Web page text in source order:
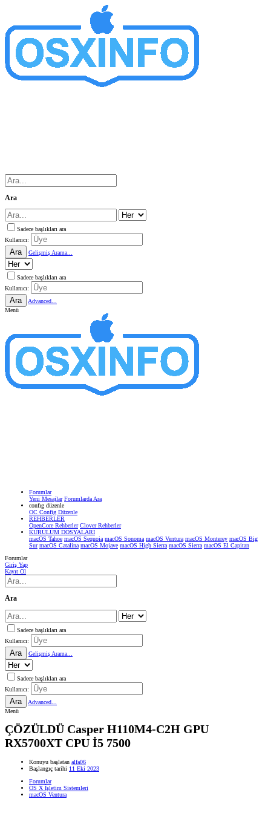
Ara
Sadece başlıkları ara
Kullanıcı:
Ara Gelişmiş Arama...
Sadece başlıkları ara
Kullanıcı:
Ara
Advanced...
Menü
Forumlar
Yeni Mesajlar Forumlarda Ara
confıg düzenle
OC Config Düzenle
REHBERLER
OpenCore Rehberler Clover Rehberler
KURULUM DOSYALARI
macOS Tahoe macOS Sequoia macOS Sonoma macOS Ventura macOS Monterey macOS Big
Sur macOS Catalina macOS Mojave macOS High Sierra macOS Sierra macOS El Capitan
Forumlar
Giriş Yap
Kayıt Ol
Ara
Sadece başlıkları ara
Kullanıcı:
Ara Gelişmiş Arama...
Sadece başlıkları ara
Kullanıcı:
Ara
Advanced...
Menü
ÇÖZÜLDÜ Casper H110M4-C2H GPU
RX5700XT CPU İ5 7500
Konuyu başlatan alfa06
Başlangıç tarihi 11 Eki 2023
Forumlar
OS X İşletim Sistemleri
macOS Ventura